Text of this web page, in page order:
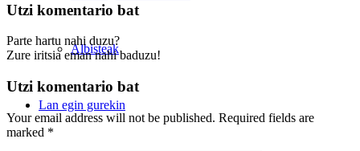
Albisteak
Lan egin gurekin
Utzi komentario bat
Parte hartu nahi duzu?
Zure iritsia eman nahi baduzu!
Utzi komentario bat
Your email address will not be published. Required fields are
marked *